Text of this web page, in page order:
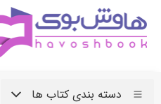
دسته بندی کتاب ها